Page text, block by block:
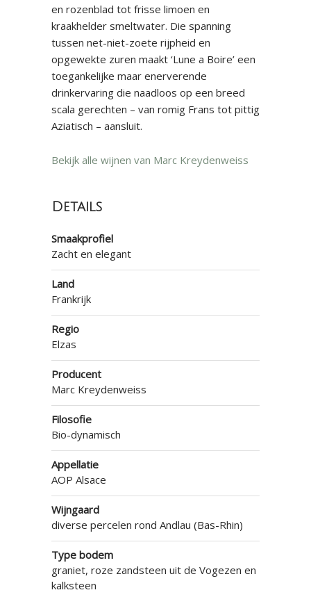
en rozenblad tot frisse limoen en
kraakhelder smeltwater. Die spanning
tussen net-niet-zoete rijpheid en
opgewekte zuren maakt ‘Lune a Boire’ een
toegankelijke maar enerverende
drinkervaring die naadloos op een breed
scala gerechten – van romig Frans tot pittig
Aziatisch – aansluit.
Bekijk alle wijnen van Marc Kreydenweiss
Details
Smaakprofiel
Zacht en elegant
Land
Frankrijk
Regio
Elzas
Producent
Marc Kreydenweiss
Filosofie
Bio-dynamisch
Appellatie
AOP Alsace
Wijngaard
diverse percelen rond Andlau (Bas-Rhin)
Type bodem
graniet, roze zandsteen uit de Vogezen en
kalksteen